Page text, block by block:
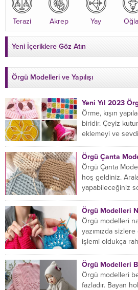
Terazi Akrep Yay
Yeni İçeriklere Göz Atın
Örgü Modelleri ve Yapılışı
Yeni Yıl 2023
Örme, kışın
biridir. Çeyiz
eklemeyi ve
Örgü Çanta
Örgü Çanta
hoş geldiniz.
yapabileceğiniz
Örgü Modelleri
Örgü modelleri
yazımızda
işlemi oldukça
Örgü Modelleri
Örgü modelleri
fazladır. Bayan